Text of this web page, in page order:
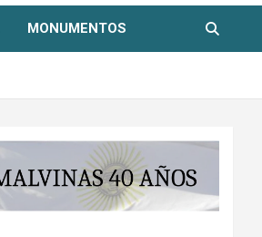
MONUMENTOS